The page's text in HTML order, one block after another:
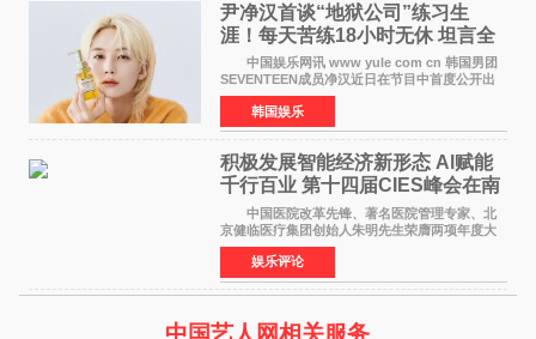
尹净汉首谈“地狱公司”练习生
涯！每天苦练18小时无休 坦言全
靠成员撑过来
中国娱乐网讯 www yule com cn 韩国男团
SEVENTEEN成员净汉近日在节目中首度公开出
道前的残酷练习生经历，并提及经纪公司Pledis
娱乐，引发广泛关注。 在8月2日播出的日本
TBS综艺节目《周
韩国娱乐
积极发展智能经济新形态 Al赋能
千行百业 第十四届CIES峰会在南
京盛大召开
中国医院改革先锋、著名医院管理专家、北
京健临医疗集团创始人朱明先生荣膺两项年度大
奖 2026年7月31日，盛夏金陵，长江之畔，
以重落地·真务实·强链接为主题的2026&lsquo;人
工智能+&rsquo
娱乐评论
中国艺人网相关服务